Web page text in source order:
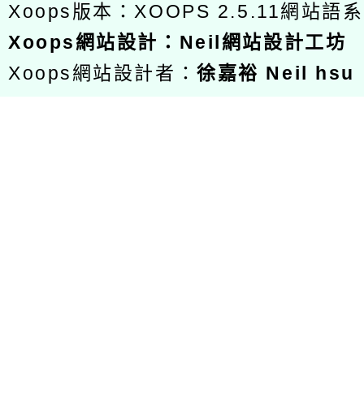
Xoops版本： XOOPS 2.5.11網站語
Xoops網站設計 ： Neil網站設計工坊
Xoops網站設計者：徐嘉裕 Neil hsu